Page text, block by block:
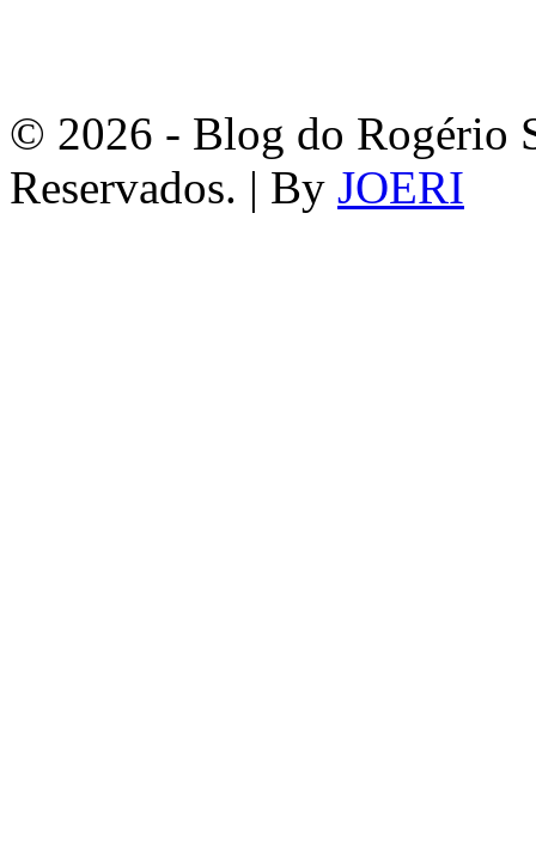
© 2026 - Blog do Rogério
Reservados. | By JOERI